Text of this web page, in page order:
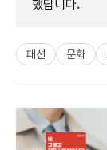
했답니다.
패션 문화